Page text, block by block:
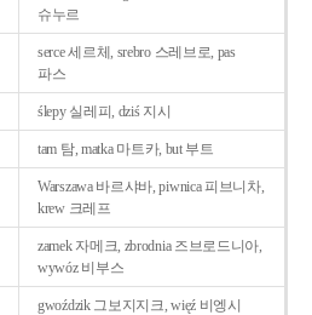
슈누르
serce 세르체, srebro 스레브로, pas
파스
ślepy 실레피, dziś 지시
tam 탐, matka 마트카, but 부트
Warszawa 바르샤바, piwnica 피브니차,
krew 크레프
zamek 자메크, zbrodnia 즈브로드니아,
wywóz 비부스
gwoździk 그보지지크, więź 비엥시